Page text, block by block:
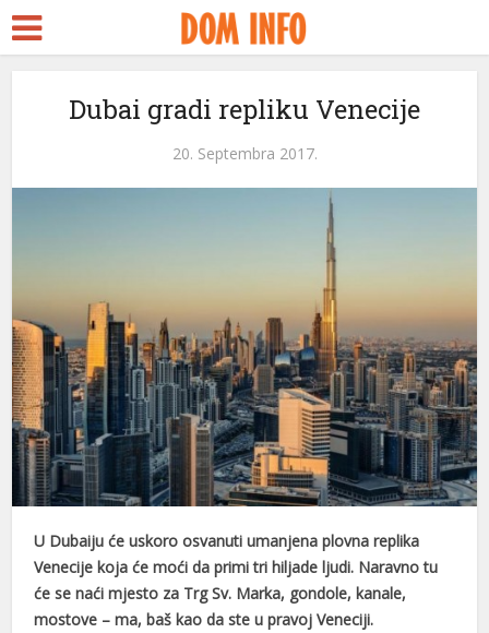
Dubai gradi repliku Venecije
20. Septembra 2017.
U Dubaiju će uskoro osvanuti umanjena plovna replika
Venecije koja će moći da primi tri hiljade ljudi. Naravno tu
će se naći mjesto za Trg Sv. Marka, gondole, kanale,
mostove – ma, baš kao da ste u pravoj Veneciji.